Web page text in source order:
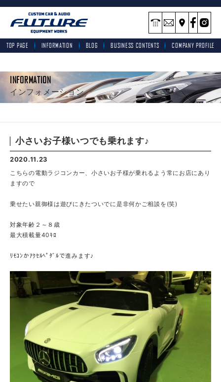
TOP PAGE INFORMATION BLOG BUSINESS CONTENTS COMPANY PROFILE
INFORMATION
インフォメーション
小さいお子様いつでも乗れます♪
2020.11.23
こちらの電動ラジコンカー、小さいお子様が乗れるよう常にお店にあり
ますので
乗せたい親御様は遊びにきたついでに是非何かご相談を(笑)
対象年齢２～８歳
最大積載量40ｷﾛ
ﾘﾓｺﾝかｱｸｾﾙﾍﾟﾀﾞﾙで進みます♪